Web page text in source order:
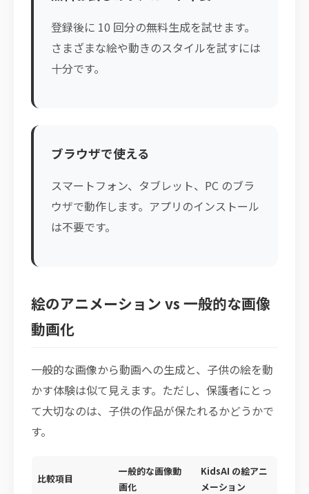
登録後に 10 回分の無料生成を試せます。
さまざまな絵や動きのスタイルを試すには
十分です。
ブラウザで使える
スマートフォン、タブレット、PC のブラ
ウザで動作します。アプリのインストール
は不要です。
絵のアニメーション vs 一般的な画像
動画化
一般的な画像から動画への生成と、子供の絵を動
かす体験は似て見えます。ただし、保護者にとっ
て大切なのは、子供の作品が保たれるかどうかで
す。
比較項目
一般的な画像動
画化
KidsAI の絵アニ
メーション